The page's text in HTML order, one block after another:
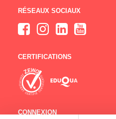
RÉSEAUX SOCIAUX
CERTIFICATIONS
CONNEXION